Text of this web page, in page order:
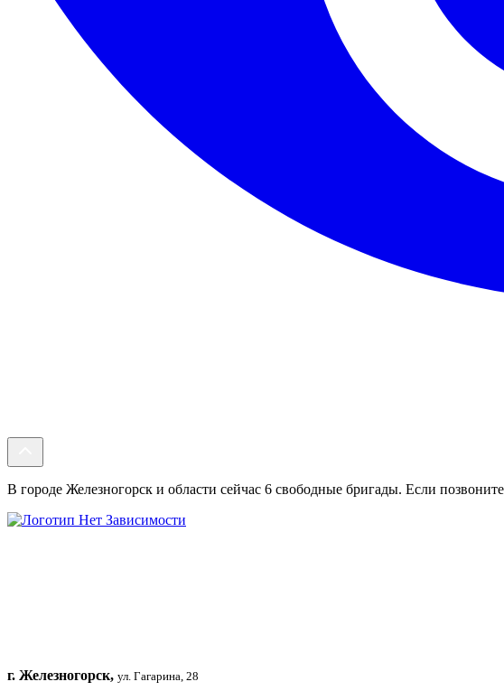
В городе Железногорск и области сейчас 6 свободные бригады. Если
г. Железногорск, ул. Гагарина, 28